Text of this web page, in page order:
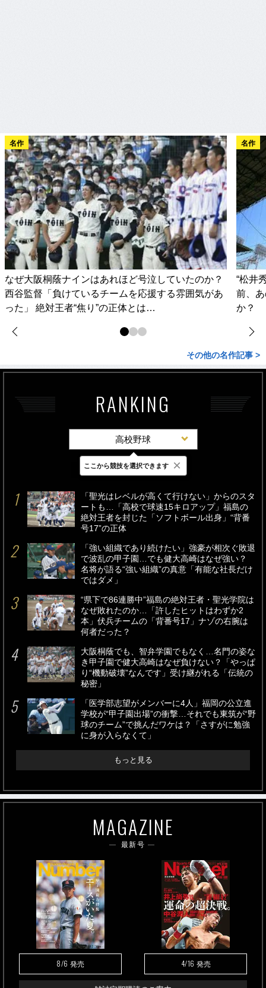
名作
なぜ大阪桐蔭ナインはあれほど号泣していたのか？
西谷監督「負けているチームを応援する雰囲気があ
った」 絶対王者“焦り”の正体とは…
名作
“松井
前、
か？
その他の名作記事 >
RANKING
高校野球
最新 24時間 週間
「聖光はレベルが高くて行けない」からのスタ
ートも…「高校で球速15キロアップ」福島の
絶対王者を封じた「ソフトボール出身」“背番
号17”の正体
「強い組織であり続けたい」強豪が相次ぐ敗退
で波乱の甲子園…でも健大高崎はなぜ強い？
名将が語る“強い組織”の真意「有能な社長だけ
ではダメ」
“県下で86連勝中”福島の絶対王者・聖光学院は
なぜ敗れたのか…「許したヒットはわずか2
本」伏兵チームの「背番号17」ナゾの右腕は
何者だった？
大阪桐蔭でも、智弁学園でもなく…名門の姿な
き甲子園で健大高崎はなぜ負けない？「やっぱ
り“機動破壊”なんです」受け継がれる「伝統の
秘密」
「医学部志望がメンバーに4人」福岡の公立進
学校が“甲子園出場”の衝撃…それでも東筑が“野
球のチーム”で挑んだワケは？「さすがに勉強
に身が入らなくて」
もっと見る
MAGAZINE
最新号
8/6 発売 4/16 発売
ここから競技を選択できます ×